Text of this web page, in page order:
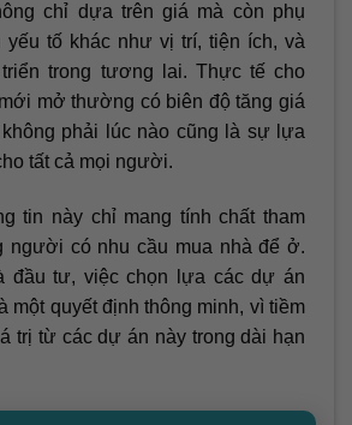
chỉ dựa trên giá mà còn phụ
yếu tố khác như vị trí, tiện ích, và
trong tương lai. Thực tế cho
mở thường có biên độ tăng giá
phải lúc nào cũng là sự lựa
tất cả mọi người.
tin này chỉ mang tính chất tham
người có nhu cầu mua nhà để ở.
đầu tư, việc chọn lựa các dự án
một quyết định thông minh, vì tiềm
trị từ các dự án này trong dài hạn